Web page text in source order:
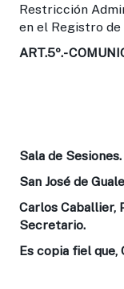
Restricción
en el Registro
ART.5º.-
Sala de Sesiones.
San José de
Carlos Caballier,
Secretario.
Es copia fiel que,